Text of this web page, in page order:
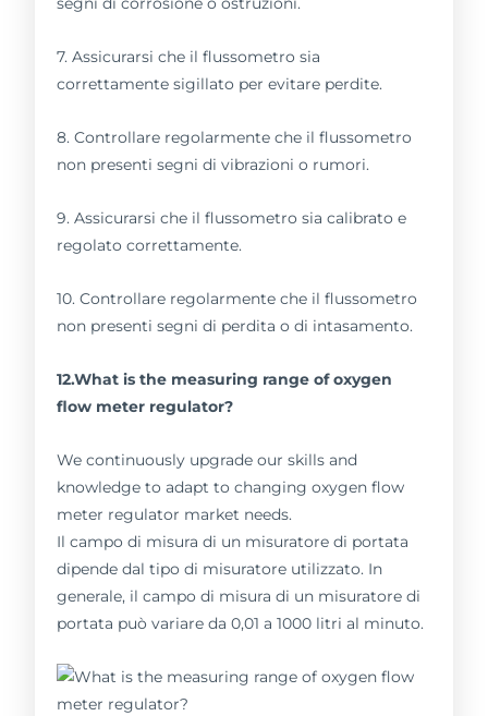
7. Assicurarsi che il flussometro sia
correttamente sigillato per evitare perdite.
8. Controllare regolarmente che il flussometro
non presenti segni di vibrazioni o rumori.
9. Assicurarsi che il flussometro sia calibrato e
regolato correttamente.
10. Controllare regolarmente che il flussometro
non presenti segni di perdita o di intasamento.
12.What is the measuring range of oxygen
flow meter regulator?
We continuously upgrade our skills and
knowledge to adapt to changing oxygen flow
meter regulator market needs.
Il campo di misura di un misuratore di portata
dipende dal tipo di misuratore utilizzato. In
generale, il campo di misura di un misuratore di
portata può variare da 0,01 a 1000 litri al minuto.